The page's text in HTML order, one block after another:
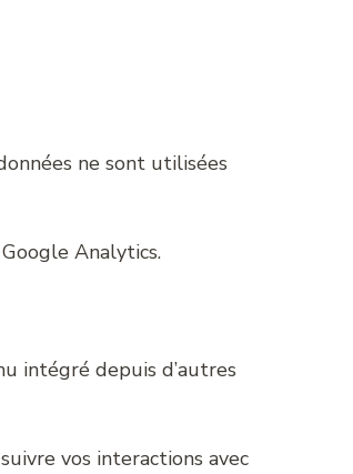
ne sont utilisées
Analytics.
intégré depuis d’autres
vos interactions avec